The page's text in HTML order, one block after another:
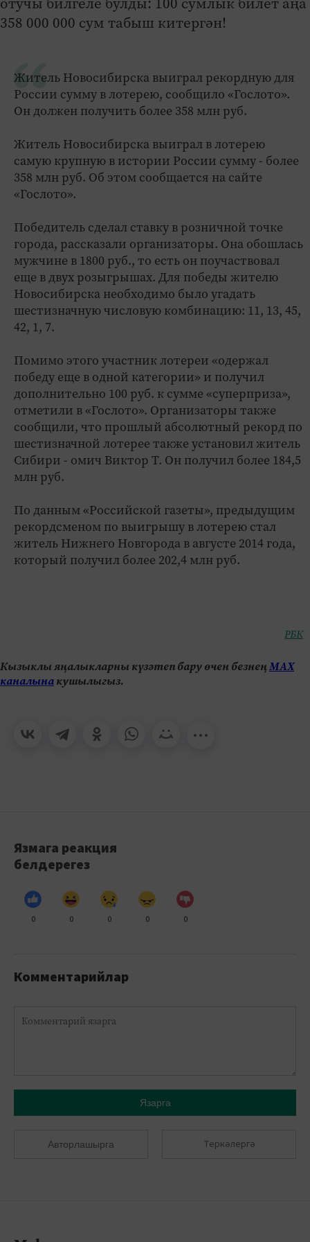
Житель Новосибирска выиграл рекордную для
России сумму в лотерею, сообщило «Гослото».
Он должен получить более 358 млн руб.
Житель Новосибирска выиграл в лотерею
самую крупную в истории России сумму - более
358 млн руб. Об этом сообщается на сайте
«Гослото».
Победитель сделал ставку в розничной точке
города, рассказали организаторы. Она обошлась
мужчине в 1800 руб., то есть он поучаствовал
еще в двух розыгрышах. Для победы жителю
Новосибирска необходимо было угадать
шестизначную числовую комбинацию: 11, 13, 45,
42, 1, 7.
Помимо этого участник лотереи «одержал
победу еще в одной категории» и получил
дополнительно 100 руб. к сумме «суперприза»,
отметили в «Гослото». Организаторы также
сообщили, что прошлый абсолютный рекорд по
шестизначной лотерее также установил житель
Сибири - омич Виктор Т. Он получил более 184,5
млн руб.
По данным «Российской газеты», предыдущим
рекордсменом по выигрышу в лотерею стал
житель Нижнего Новгорода в августе 2014 года,
который получил более 202,4 млн руб.
РБК
Кызыклы яңалыкларны күзәтеп бару өчен безнеңМАХ
каналынакушылыгыз.
Язмага реакция
белдерегез
0 0 0 0 0
Комментарийлар
Язарга
Авторлашырга Теркәлергә